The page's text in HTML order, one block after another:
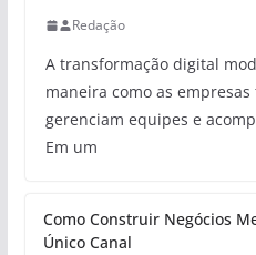
Redação
A transformação digital
maneira como as
gerenciam equipes e
Em um
Como Construir Negócios
Único Canal